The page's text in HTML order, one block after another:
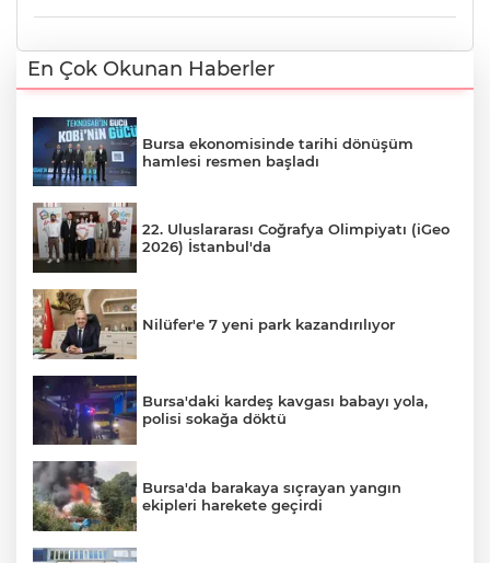
En Çok Okunan Haberler
Bursa ekonomisinde tarihi dönüşüm
hamlesi resmen başladı
22. Uluslararası Coğrafya Olimpiyatı (iGeo
2026) İstanbul'da
Nilüfer'e 7 yeni park kazandırılıyor
Bursa'daki kardeş kavgası babayı yola,
polisi sokağa döktü
Bursa'da barakaya sıçrayan yangın
ekipleri harekete geçirdi